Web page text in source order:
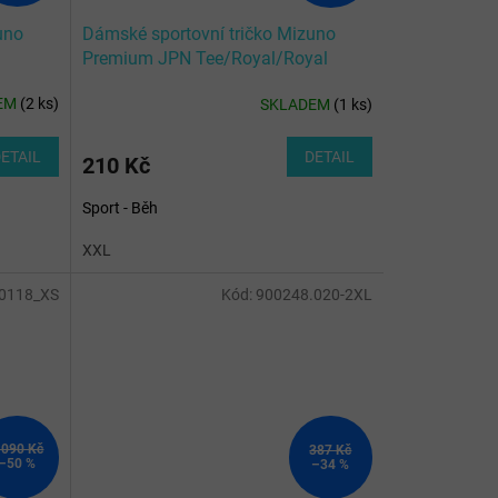
(2 ks)
Dámské sportovní tričko Mizuno
Premium JPN Tee/Royal/Royal
SKLADEM (1 ks)
210 Kč DETAIL
Sport - Běh
XXL
Kč
–50 %
387 Kč
–34 %
Kód: 900248.020-2XL